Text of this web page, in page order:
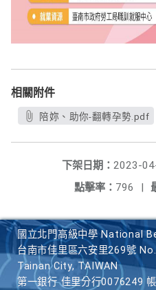
相關附件
陪妳、助你-翻轉孕勢.pdf
下架日期： 2023-
點擊率： 796 |
國立北門高級中學 National
台南市佳里區六安里269號
Tainan City, TAIWAN
第一銀行 佳里分行0076249